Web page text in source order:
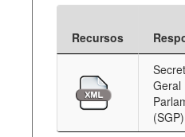
Recursos
Geral
(SGP)